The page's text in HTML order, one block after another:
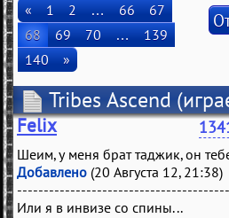
« 1 2 … 66
67
68
69 70 …
139
140
»
Tribes Ascend
Felix
Шеим, у меня брат таджик, он
Добавлено (20 Августа 12, 21:38)
Или я в инвизе со спины...